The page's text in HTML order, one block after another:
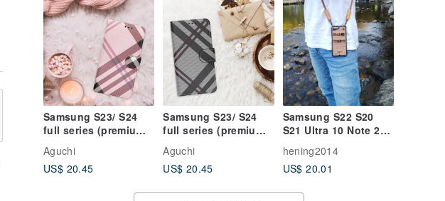
Samsung S23/ S24
full series (premium
version) British plaid
mobile phone leather
case-pink
Aguchi
US$ 20.45
Samsung S23/ S24
full series (premium
version) British plaid
mobile phone leather
case - gray and black
Aguchi
US$ 20.45
Samsung S22 S20
S21 Ultra 10 Note 20
10 plus Crossbody
Vertical Case
hening2014
US$ 20.01